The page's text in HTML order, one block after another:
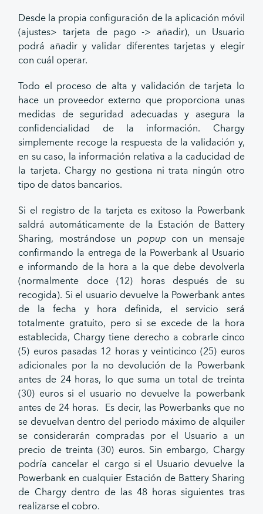
Desde la propia configuración de la aplicación móvil
(ajustes> tarjeta de pago -> añadir), un Usuario
podrá añadir y validar diferentes tarjetas y elegir
con cuál operar.
Todo el proceso de alta y validación de tarjeta lo
hace un proveedor externo que proporciona unas
medidas de seguridad adecuadas y asegura la
confidencialidad de la información. Chargy
simplemente recoge la respuesta de la validación y,
en su caso, la información relativa a la caducidad de
la tarjeta. Chargy no gestiona ni trata ningún otro
tipo de datos bancarios.
Si el registro de la tarjeta es exitoso la Powerbank
saldrá automáticamente de la Estación de Battery
Sharing, mostrándose un popup con un mensaje
confirmando la entrega de la Powerbank al Usuario
e informando de la hora a la que debe devolverla
(normalmente doce (12) horas después de su
recogida). Si el usuario devuelve la Powerbank antes
de la fecha y hora definida, el servicio será
totalmente gratuito, pero si se excede de la hora
establecida, Chargy tiene derecho a cobrarle cinco
(5) euros pasadas 12 horas y veinticinco (25) euros
adicionales por la no devolución de la Powerbank
antes de 24 horas, lo que suma un total de treinta
(30) euros si el usuario no devuelve la powerbank
antes de 24 horas. Es decir, las Powerbanks que no
se devuelvan dentro del periodo máximo de alquiler
se considerarán compradas por el Usuario a un
precio de treinta (30) euros. Sin embargo, Chargy
podría cancelar el cargo si el Usuario devuelve la
Powerbank en cualquier Estación de Battery Sharing
de Chargy dentro de las 48 horas siguientes tras
realizarse el cobro.